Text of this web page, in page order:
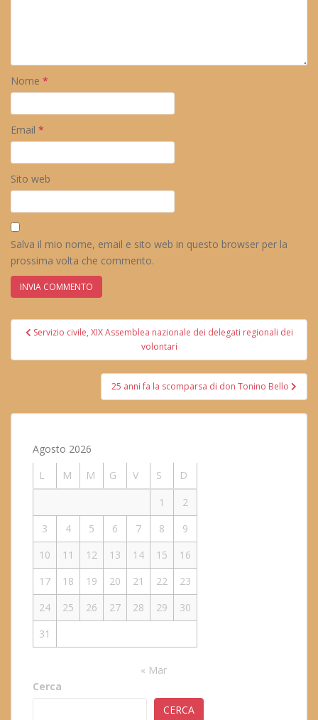
Nome *
Email *
Sito web
Salva il mio nome, email e sito web in questo browser per la
prossima volta che commento.
Navigazione
Servizio civile, XIX Assemblea nazionale dei delegati regionali dei
volontari
25 anni fa la scomparsa di don Tonino Bello
Agosto 2026
L
M M G V S
D
1
2
3
4 5 6 7 8
9
10
11 12 13 14 15
16
17
18 19 20 21 22
23
24
25 26 27 28 29
30
31
« Mar
Cerca
CERCA